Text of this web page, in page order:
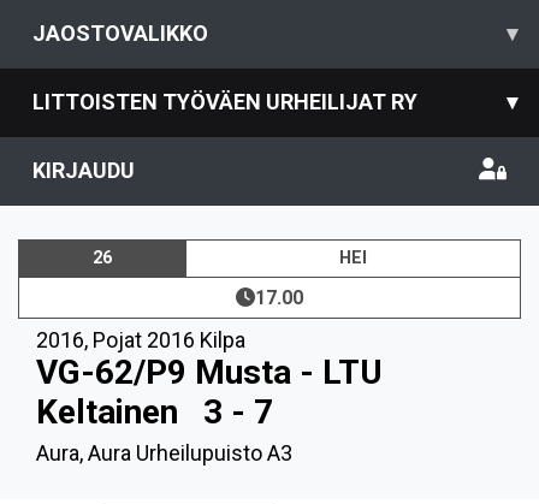
JAOSTOVALIKKO ▾
LITTOISTEN TYÖVÄEN URHEILIJAT RY ▾
KIRJAUDU
26 HEI
17.00
2016, Pojat 2016 Kilpa
VG-62/P9 Musta - LTU
Keltainen
3 - 7
Aura, Aura Urheilupuisto A3